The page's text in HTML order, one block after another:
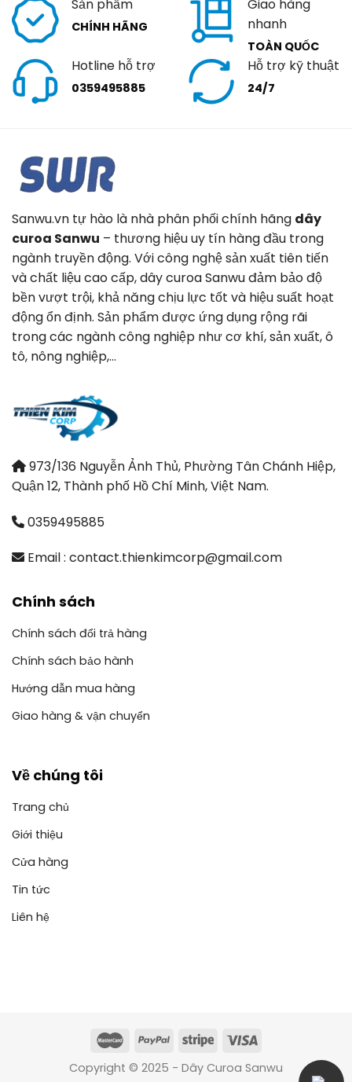
Sản phẩm
CHÍNH HÃNG
Giao hàng
nhanh
TOÀN QUỐC
Hotline hỗ trợ
0359495885
Hỗ trợ kỹ thuật
24/7
Sanwu.vn tự hào là nhà phân phối chính hãng dây
curoa Sanwu – thương hiệu uy tín hàng đầu trong
ngành truyền động. Với công nghệ sản xuất tiên tiến
và chất liệu cao cấp, dây curoa Sanwu đảm bảo độ
bền vượt trội, khả năng chịu lực tốt và hiệu suất hoạt
động ổn định. Sản phẩm được ứng dụng rộng rãi
trong các ngành công nghiệp như cơ khí, sản xuất, ô
tô, nông nghiệp,…
973/136 Nguyễn Ảnh Thủ, Phường Tân Chánh Hiệp,
Quận 12, Thành phố Hồ Chí Minh, Việt Nam.
0359495885
Email : contact.thienkimcorp@gmail.com
Chính sách
Chính sách đổi trả hàng
Chính sách bảo hành
Hướng dẫn mua hàng
Giao hàng & vận chuyển
Về chúng tôi
Trang chủ
Giới thiệu
Cửa hàng
Tin tức
Liên hệ
Copyright © 2025 - Dây Curoa Sanwu